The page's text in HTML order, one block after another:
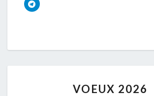
2026
VOEUX 2026